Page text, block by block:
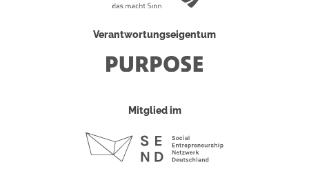
Verantwortungseigentum
Mitglied im